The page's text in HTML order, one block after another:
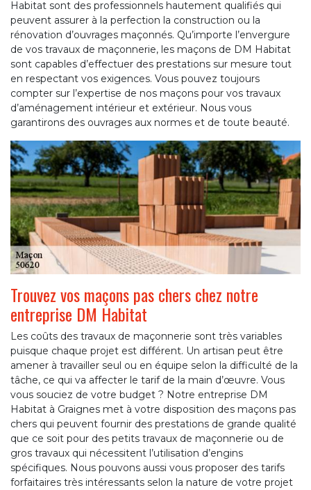
Habitat sont des professionnels hautement qualifiés qui
peuvent assurer à la perfection la construction ou la
rénovation d’ouvrages maçonnés. Qu’importe l’envergure
de vos travaux de maçonnerie, les maçons de DM Habitat
sont capables d’effectuer des prestations sur mesure tout
en respectant vos exigences. Vous pouvez toujours
compter sur l’expertise de nos maçons pour vos travaux
d’aménagement intérieur et extérieur. Nous vous
garantirons des ouvrages aux normes et de toute beauté.
Trouvez vos maçons pas chers chez notre
entreprise DM Habitat
Les coûts des travaux de maçonnerie sont très variables
puisque chaque projet est différent. Un artisan peut être
amener à travailler seul ou en équipe selon la difficulté de la
tâche, ce qui va affecter le tarif de la main d’œuvre. Vous
vous souciez de votre budget ? Notre entreprise DM
Habitat à Graignes met à votre disposition des maçons pas
chers qui peuvent fournir des prestations de grande qualité
que ce soit pour des petits travaux de maçonnerie ou de
gros travaux qui nécessitent l’utilisation d’engins
spécifiques. Nous pouvons aussi vous proposer des tarifs
forfaitaires très intéressants selon la nature de votre projet